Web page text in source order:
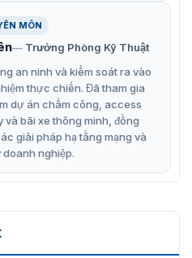
hóa an ninh của bạn với
linh hoạt.
MÔN
Trưởng Phòng Kỹ Thuật
an ninh và kiểm soát ra vào
thực chiến. Đã tham gia
dự án chấm công, access
bãi xe thông minh, đồng
giải pháp hạ tầng mạng và
nghiệp.